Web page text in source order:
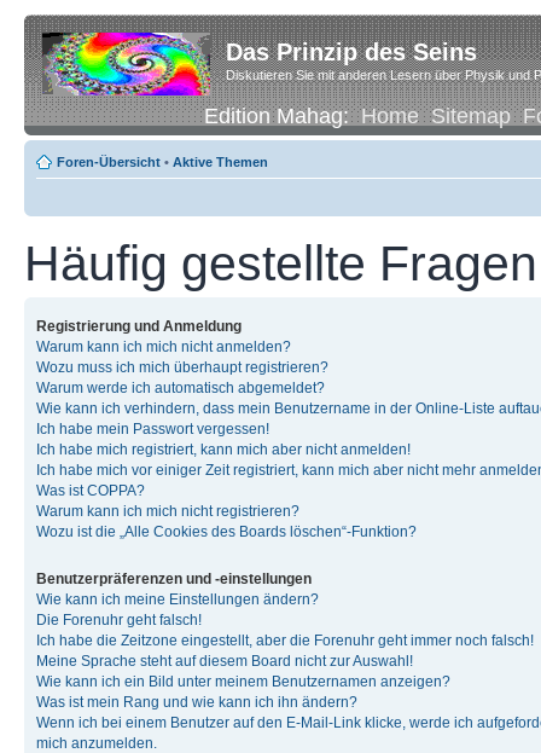
Das Prinzip des Seins
Diskutieren Sie mit anderen Lesern über Physik und
Edition Mahag:Home Sitemap
Foren-Übersicht • Aktive Themen
Häufig gestellte Fragen
Registrierung und Anmeldung
Warum kann ich mich nicht anmelden?
Wozu muss ich mich überhaupt registrieren?
Warum werde ich automatisch abgemeldet?
Wie kann ich verhindern, dass mein Benutzername in der Online-Liste
Ich habe mein Passwort vergessen!
Ich habe mich registriert, kann mich aber nicht anmelden!
Ich habe mich vor einiger Zeit registriert, kann mich aber nicht mehr
Was ist COPPA?
Warum kann ich mich nicht registrieren?
Wozu ist die „Alle Cookies des Boards löschen“-Funktion?
Benutzerpräferenzen und -einstellungen
Wie kann ich meine Einstellungen ändern?
Die Forenuhr geht falsch!
Ich habe die Zeitzone eingestellt, aber die Forenuhr geht immer noch falsch!
Meine Sprache steht auf diesem Board nicht zur Auswahl!
Wie kann ich ein Bild unter meinem Benutzernamen anzeigen?
Was ist mein Rang und wie kann ich ihn ändern?
Wenn ich bei einem Benutzer auf den E-Mail-Link klicke, werde ich
mich anzumelden.